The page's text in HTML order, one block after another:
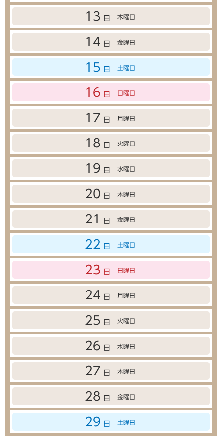
13 日 木曜日
14 日 金曜日
15 日 土曜日
16 日 日曜日
17 日 月曜日
18 日 火曜日
19 日 水曜日
20 日 木曜日
21 日 金曜日
22 日 土曜日
23 日 日曜日
24 日 月曜日
25 日 火曜日
26 日 水曜日
27 日 木曜日
28 日 金曜日
29 日 土曜日